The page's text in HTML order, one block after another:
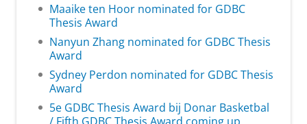
Maaike ten Hoor nominated for GDBC
Thesis Award
Nanyun Zhang nominated for GDBC Thesis
Award
Sydney Perdon nominated for GDBC Thesis
Award
5e GDBC Thesis Award bij Donar Basketbal